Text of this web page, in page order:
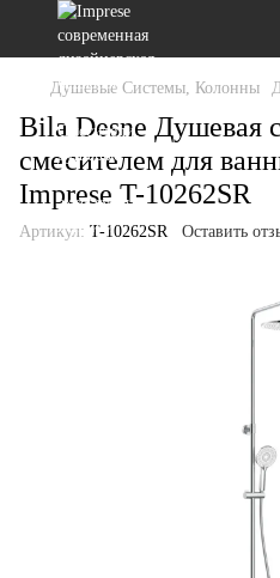
Душевые Системы, Колонны
Bila Desne Душевая
смесителем для
Imprese T-10262SR
Артикул: T-10262SR Оставить